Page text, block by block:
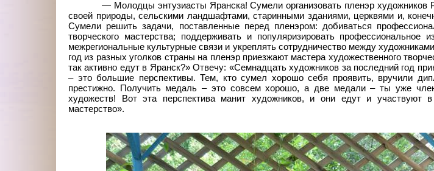
— Молодцы энтузиасты Яранска! Сумели организовать пленэр художников
своей природы, сельскими ландшафтами, старинными зданиями, церквями и,
Сумели решить задачи, поставленные перед пленэром: добиваться
творческого мастерства; поддерживать и популяризировать профессиональное
межрегиональные культурные связи и укреплять сотрудничество между
год из разных уголков страны на пленэр приезжают мастера художественного
так активно едут в Яранск?» Отвечу: «Семнадцать художников за последний год
– это большие перспективы. Тем, кто сумел хорошо себя проявить, вручили
престижно. Получить медаль – это совсем хорошо, а две медали – ты уже
художеств! Вот эта перспектива манит художников, и они едут и
мастерство».